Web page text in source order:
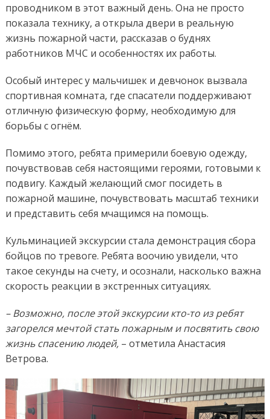
проводником в этот важный день. Она не просто
показала технику, а открыла двери в реальную
жизнь пожарной части, рассказав о буднях
работников МЧС и особенностях их работы.
Особый интерес у мальчишек и девчонок вызвала
спортивная комната, где спасатели поддерживают
отличную физическую форму, необходимую для
борьбы с огнём.
Помимо этого, ребята примерили боевую одежду,
почувствовав себя настоящими героями, готовыми к
подвигу. Каждый желающий смог посидеть в
пожарной машине, почувствовать масштаб техники
и представить себя мчащимся на помощь.
Кульминацией экскурсии стала демонстрация сбора
бойцов по тревоге. Ребята воочию увидели, что
такое секунды на счету, и осознали, насколько важна
скорость реакции в экстренных ситуациях.
–Возможно, после этой экскурсии кто-то из ребят
загорелся мечтой стать пожарным и посвятить свою
жизнь спасению людей,– отметила Анастасия
Ветрова.